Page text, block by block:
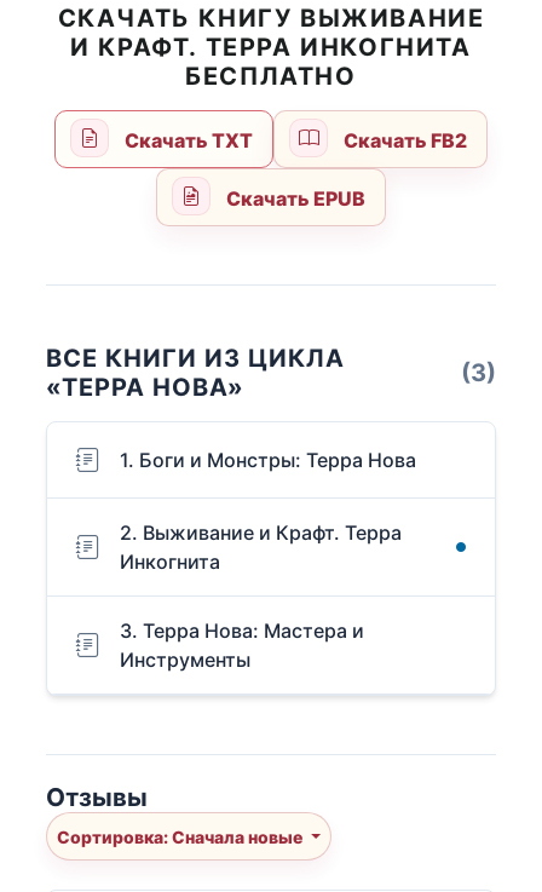
СКАЧАТЬ КНИГУ ВЫЖИВАНИЕ
И КРАФТ. ТЕРРА ИНКОГНИТА
БЕСПЛАТНО
Скачать TXT Скачать FB2
Скачать EPUB
ВСЕ КНИГИ ИЗ ЦИКЛА
«ТЕРРА НОВА»
(3)
1. Боги и Монстры: Терра Нова
2. Выживание и Крафт. Терра
Инкогнита
3. Терра Нова: Мастера и
Инструменты
Отзывы
Сортировка: Сначала новые